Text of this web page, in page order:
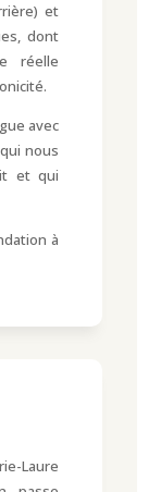
et
dont
réelle
avec
nous
et qui
à
Laure